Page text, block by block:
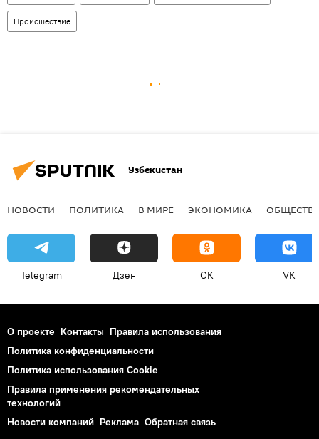
Происшествие
Узбекистан
НОВОСТИ ПОЛИТИКА В МИРЕ ЭКОНОМИКА
Telegram Дзен OK VK
О проекте Контакты Правила использования
Политика конфиденциальности
Политика использования Cookie
Правила применения рекомендательных
технологий
Новости компаний Реклама Обратная связь